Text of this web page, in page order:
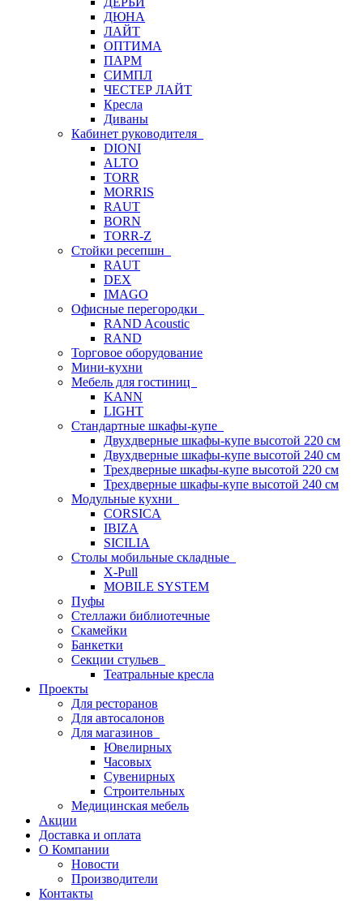
ДЮНА
ЛАЙТ
ОПТИМА
ПАРМ
СИМПЛ
ЧЕСТЕР ЛАЙТ
Кресла
Диваны
Кабинет руководителя
DIONI
ALTO
TORR
MORRIS
RAUT
BORN
TORR-Z
Стойки ресепшн
RAUT
DEX
IMAGO
Офисные перегородки
RAND Acoustic
RAND
Торговое оборудование
Мини-кухни
Мебель для гостиниц
KANN
LIGHT
Стандартные шкафы-купе
Двухдверные шкафы-купе высотой 220 см
Двухдверные шкафы-купе высотой 240 см
Трехдверные шкафы-купе высотой 220 см
Трехдверные шкафы-купе высотой 240 см
Модульные кухни
CORSICA
IBIZA
SICILIA
Столы мобильные складные
X-Pull
MOBILE SYSTEM
Пуфы
Стеллажи библиотечные
Скамейки
Банкетки
Секции стульев
Театральные кресла
Проекты
Для ресторанов
Для автосалонов
Для магазинов
Ювелирных
Часовых
Сувенирных
Строительных
Медицинская мебель
Акции
Доставка и оплата
О Компании
Новости
Производители
Контакты